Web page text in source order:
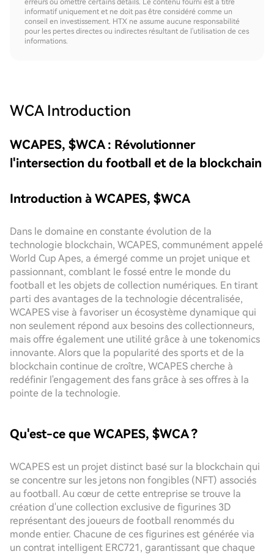
erreurs ou omettre certains détails. Le contenu fourni est à titre
informatif uniquement et ne doit pas être considéré comme un
conseil en investissement. HTX ne assume aucune responsabilité
pour les pertes directes ou indirectes résultant de l'utilisation de ces
informations.
WCA Introduction
WCAPES, $WCA : Révolutionner
l'intersection du football et de la blockchain
Introduction à WCAPES, $WCA
Dans le domaine en constante évolution de la
technologie blockchain, WCAPES, communément appelé
World Cup Apes, a émergé comme un projet unique et
passionnant, comblant le fossé entre le monde du
football et les objets de collection numériques. En tirant
parti des avantages de la technologie décentralisée,
WCAPES vise à favoriser un écosystème dynamique qui
non seulement répond aux besoins des collectionneurs,
mais offre également une utilité grâce à une tokenomics
innovante. Alors que la popularité des sports et de la
blockchain continue de croître, WCAPES cherche à
redéfinir l'engagement des fans grâce à ses offres à la
pointe de la technologie.
Qu'est-ce que WCAPES, $WCA ?
WCAPES est un projet distinct basé sur la blockchain qui
se concentre sur les jetons non fongibles (NFT) associés
au football. Au cœur de cette entreprise se trouve la
création d'une collection exclusive de figurines 3D
représentant des joueurs de football renommés du
monde entier. Chacune de ces figurines est générée via
un contrat intelligent ERC721, garantissant que chaque